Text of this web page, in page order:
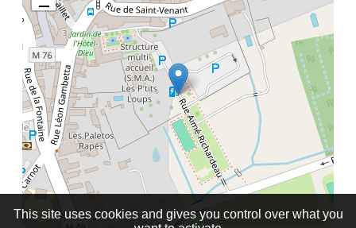
This site uses cookies and gives you control over what you